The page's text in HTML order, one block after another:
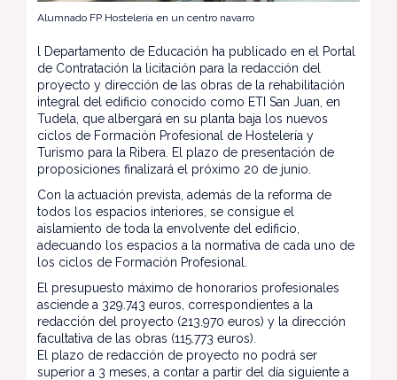
Alumnado FP Hostelería en un centro navarro
l Departamento de Educación ha publicado en el Portal
de Contratación la licitación para la redacción del
proyecto y dirección de las obras de la rehabilitación
integral del edificio conocido como ETI San Juan, en
Tudela, que albergará en su planta baja los nuevos
ciclos de Formación Profesional de Hostelería y
Turismo para la Ribera. El plazo de presentación de
proposiciones finalizará el próximo 20 de junio.
Con la actuación prevista, además de la reforma de
todos los espacios interiores, se consigue el
aislamiento de toda la envolvente del edificio,
adecuando los espacios a la normativa de cada uno de
los ciclos de Formación Profesional.
El presupuesto máximo de honorarios profesionales
asciende a 329.743 euros, correspondientes a la
redacción del proyecto (213.970 euros) y la dirección
facultativa de las obras (115.773 euros).
El plazo de redacción de proyecto no podrá ser
superior a 3 meses, a contar a partir del día siguiente a